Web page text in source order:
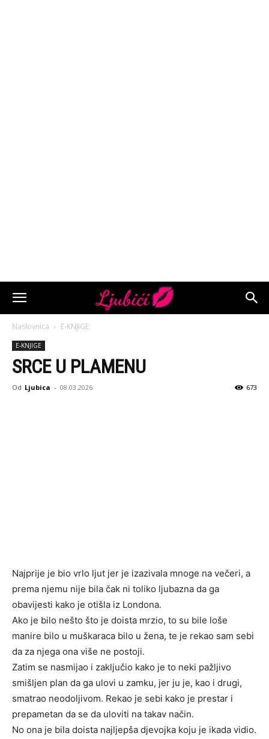
Naslovnica E-KNJIGE
E-KNJIGE
SRCE U PLAMENU
Od Ljubica - 08.03.2026 673
Najprije je bio vrlo ljut jer je izazivala mnoge na večeri, a
prema njemu nije bila čak ni toliko ljubazna da ga
obavijesti kako je otišla iz Londona.
Ako je bilo nešto što je doista mrzio, to su bile loše
manire bilo u muškaraca bilo u žena, te je rekao sam sebi
da za njega ona više ne postoji.
Zatim se nasmijao i zaključio kako je to neki pažljivo
smišljen plan da ga ulovi u zamku, jer ju je, kao i drugi,
smatrao neodoljivom. Rekao je sebi kako je prestar i
prepametan da se da uloviti na takav način.
No ona je bila doista najljepša djevojka koju je ikada vidio.